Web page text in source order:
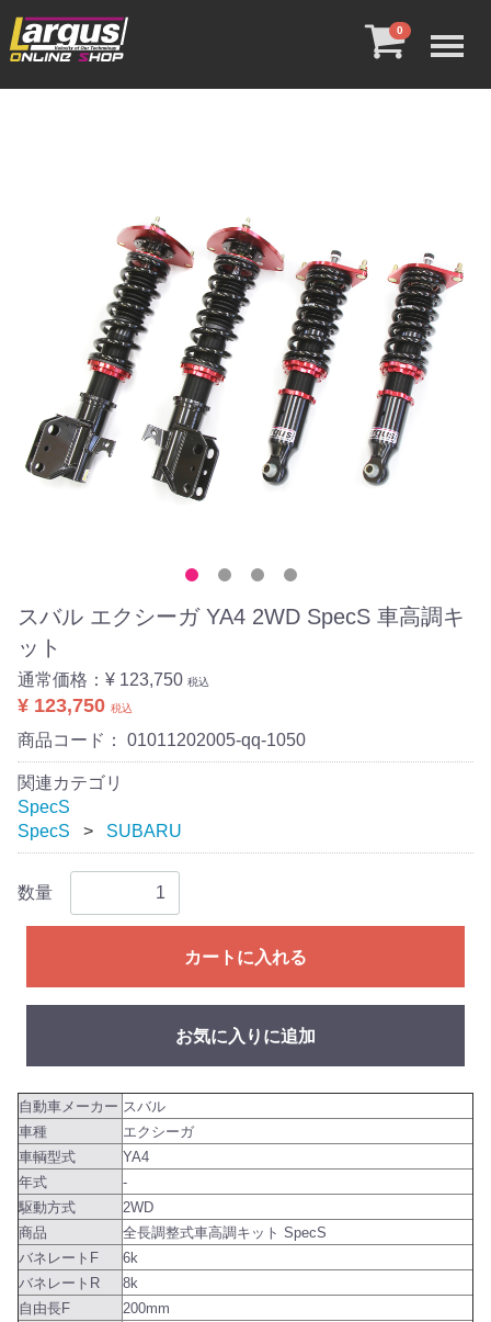
0
スバル エクシーガ YA4 2WD SpecS 車高調キ
ット
通常価格： ¥ 123,750 税込
¥ 123,750 税込
商品コード： 01011202005-qq-1050
関連カテゴリ
SpecS
SpecS
SUBARU
数量
カートに入れる
お気に入りに追加
自動車メーカー スバル
車種
エクシーガ
車輌型式
YA4
年式
-
駆動方式
2WD
商品
全長調整式車高調キット SpecS
バネレートF
6k
バネレートR
8k
自由長F
200mm